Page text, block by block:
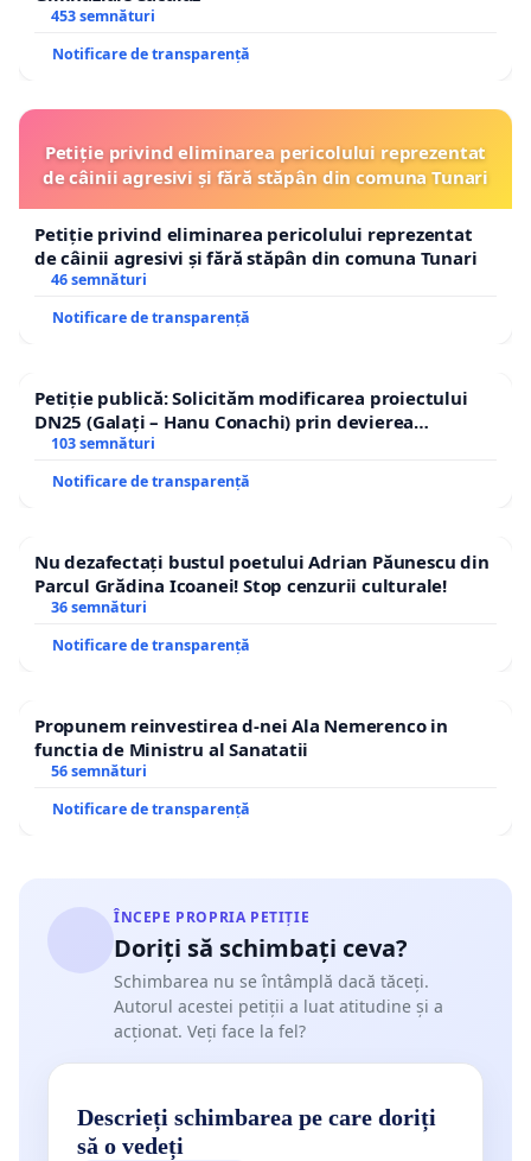
453 semnături
Notificare de transparență
Petiție privind eliminarea pericolului reprezentat
de câinii agresivi și fără stăpân din comuna Tunari
Petiție privind eliminarea pericolului reprezentat
de câinii agresivi și fără stăpân din comuna Tunari
46 semnături
Notificare de transparență
Petiție publică: Solicităm modificarea proiectului
DN25 (Galați – Hanu Conachi) prin devierea
traseului în afara localităților!
103 semnături
Notificare de transparență
Nu dezafectați bustul poetului Adrian Păunescu din
Parcul Grădina Icoanei! Stop cenzurii culturale!
36 semnături
Notificare de transparență
Propunem reinvestirea d-nei Ala Nemerenco in
functia de Ministru al Sanatatii
56 semnături
Notificare de transparență
ÎNCEPE PROPRIA PETIȚIE
Doriți să schimbați ceva?
Schimbarea nu se întâmplă dacă tăceți.
Autorul acestei petiții a luat atitudine și a
acționat. Veți face la fel?
Descrieți schimbarea pe care doriți
să o vedeți